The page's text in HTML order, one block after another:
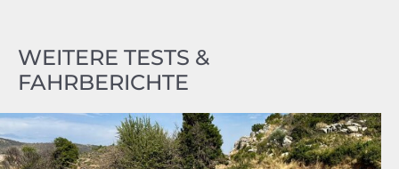
WEITERE TESTS &
FAHRBERICHTE